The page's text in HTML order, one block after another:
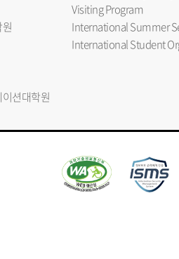
션대학원
Visiting Program
International Summer
International Student